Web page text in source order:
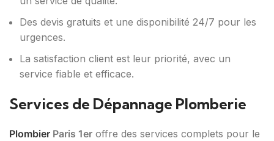
Des devis gratuits et une disponibilité 24/7 pour les
urgences.
La satisfaction client est leur priorité, avec un
service fiable et efficace.
Services de Dépannage Plomberie
Plombier Paris 1er offre des services complets pour le